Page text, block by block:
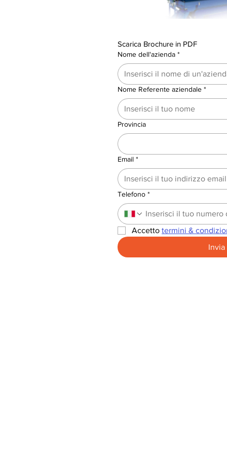
Scarica Brochure in PDF
Nome dell'azienda *
Nome Referente aziendale *
Provincia
Email *
Telefono *
Accetto termini &
Invia